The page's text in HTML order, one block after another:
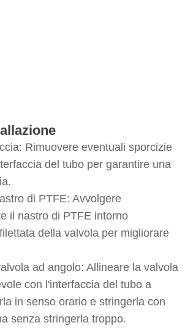
Rimuovere eventuali sporcizie
del tubo per garantire una
di PTFE: Avvolgere
il nastro di PTFE intorno
della valvola per migliorare
ad angolo: Allineare la valvola
con l'interfaccia del tubo a
in senso orario e stringerla con
senza stringerla troppo.